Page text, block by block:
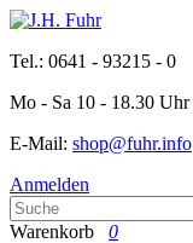
Tel.: 0641 - 93215 - 0
Mo - Sa 10 - 18.30 Uhr
E-Mail: shop@fuhr.info
Anmelden
Warenkorb
0